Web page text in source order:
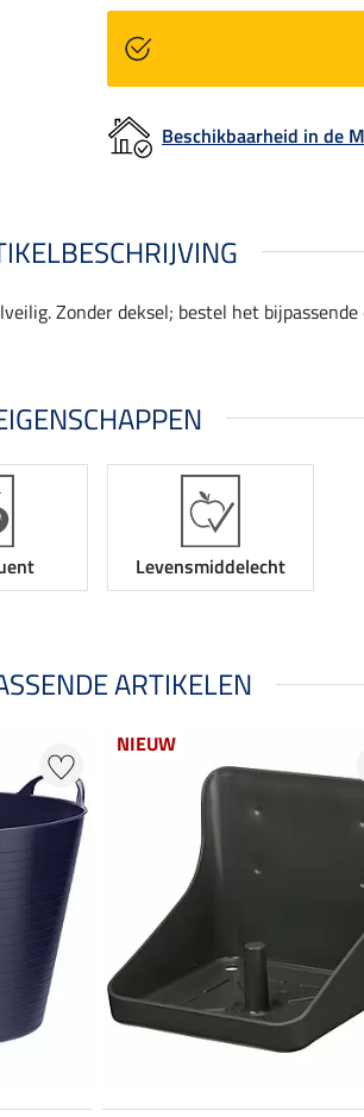
Beschikbaarheid in de
Zonder deksel; bestel het
Levensmiddelecht
ARTIKELEN
NIEUW